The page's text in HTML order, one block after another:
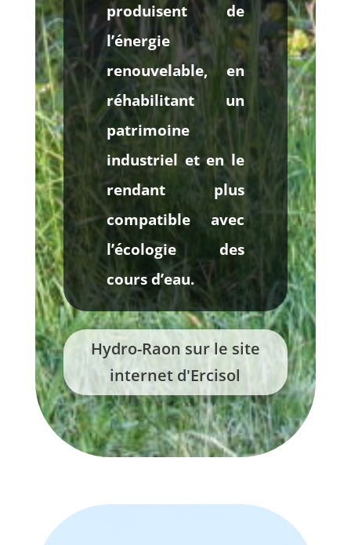
produisent de
l’énergie
renouvelable, en
réhabilitant un
patrimoine
industriel et en le
rendant plus
compatible avec
l’écologie des
cours d’eau.
Hydro-Raon sur le site
internet d'Ercisol